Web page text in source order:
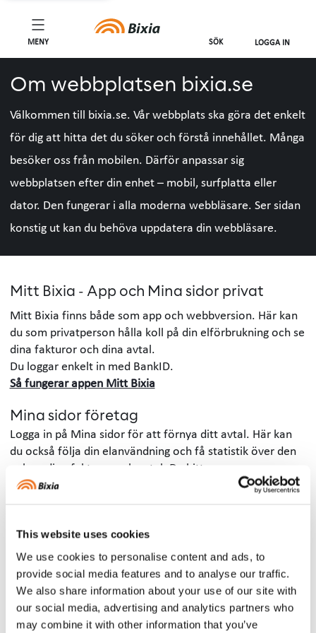
This website uses cookies
We use cookies to personalise content and ads, to
provide social media features and to analyse our traffic.
We also share information about your use of our site with
our social media, advertising and analytics partners who
may combine it with other information that you’ve
MENY SÖK LOGGA IN
Om webbplatsen bixia.se
Välkommen till bixia.se. Vår webbplats ska göra det enkelt
för dig att hitta det du söker och förstå innehållet. Många
besöker oss från mobilen. Därför anpassar sig
webbplatsen efter din enhet – mobil, surfplatta eller
dator. Den fungerar i alla moderna webbläsare. Ser sidan
konstig ut kan du behöva uppdatera din webbläsare.
Mitt Bixia - App och Mina sidor privat
Mitt Bixia finns både som app och webbversion. Här kan
du som privatperson hålla koll på din elförbrukning och se
dina fakturor och dina avtal.
Du loggar enkelt in med BankID.
Så fungerar appen Mitt Bixia
Mina sidor företag
Logga in på Mina sidor för att förnya ditt avtal. Här kan
du också följa din elanvändning och få statistik över den
och se dina fakturor och avtal. Du hittar
inloggningsknappen högst upp till höger på sidan.
Kakor (cookies)
När du besöker bixia.se får du lämna ditt samtycke till att
cookies används. En cookie (kaka) är en liten textfil som
webbplatsen du besöker begär att få spara på din dator.
När du besöker vår webbplats kan vi komma att skicka,
och lagra en cookie på din dator, surfplatta eller